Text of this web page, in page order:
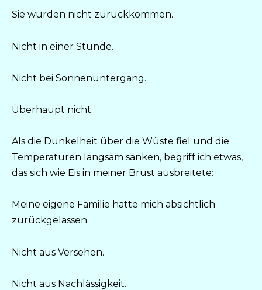
Sie würden nicht zurückkommen.
Nicht in einer Stunde.
Nicht bei Sonnenuntergang.
Überhaupt nicht.
Als die Dunkelheit über die Wüste fiel und die
Temperaturen langsam sanken, begriff ich etwas,
das sich wie Eis in meiner Brust ausbreitete:
Meine eigene Familie hatte mich absichtlich
zurückgelassen.
Nicht aus Versehen.
Nicht aus Nachlässigkeit.